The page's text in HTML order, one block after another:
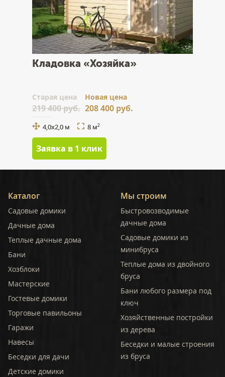
Кладовка «Хозяйка»
Cтарая цена
219 400 руб.
Новая цена
208 400 руб.
4,0х2,0 м 8 м2
Заявка в 1 клик
Каталог
Садовые домики
Дачные дома
Теплые дачные дома
Бани
Хозблоки
Мастерские
Гостевые домики
Торговые павильоны
Гаражи
Навесы
Беседки для дачи
Детские домики
Мы строим
Быстровозводимые
дачные дома
Садовые домики из
минибруса
Теплые дома из двойного
бруса
Бани любого размера под
ключ
Хозяйственные постройки
из дерева
Беседки и малые строения
из бруса